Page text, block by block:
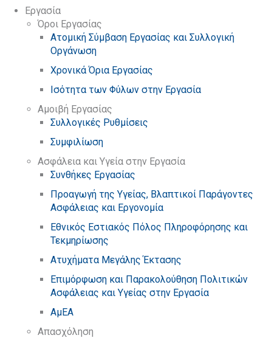
Εργασία
Όροι Εργασίας
Ατομική Σύμβαση Εργασίας και Συλλογική
Οργάνωση
Χρονικά Όρια Εργασίας
Ισότητα των Φύλων στην Εργασία
Αμοιβή Εργασίας
Συλλογικές Ρυθμίσεις
Συμφιλίωση
Ασφάλεια και Υγεία στην Εργασία
Συνθήκες Εργασίας
Προαγωγή της Υγείας, Βλαπτικοί Παράγοντες
Ασφάλειας και Εργονομία
Εθνικός Εστιακός Πόλος Πληροφόρησης και
Τεκμηρίωσης
Ατυχήματα Μεγάλης Έκτασης
Επιμόρφωση και Παρακολούθηση Πολιτικών
Ασφάλειας και Υγείας στην Εργασία
ΑμΕΑ
Απασχόληση